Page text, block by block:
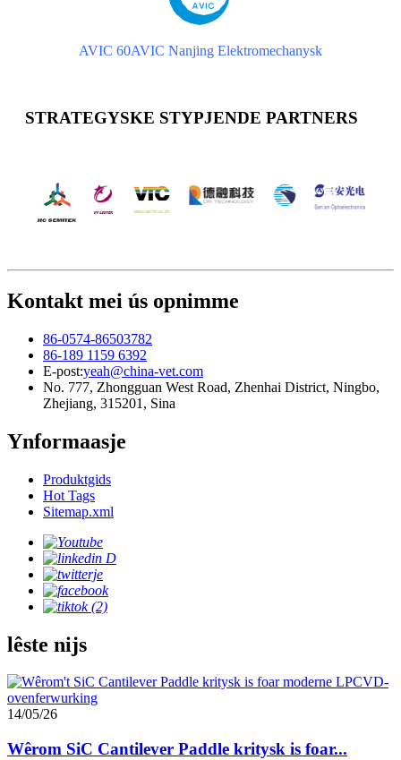
AVIC 60AVIC Nanjing Elektromechanysk
STRATEGYSKE STYPJENDE PARTNERS
Kontakt mei ús opnimme
86-0574-86503782
86-189 1159 6392
E-post:yeah@china-vet.com
No. 777, Zhongguan West Road, Zhenhai District, Ningbo,
Zhejiang, 315201, Sina
Ynformaasje
Produktgids
Hot Tags
Sitemap.xml
lêste nijs
14/05/26
Wêrom SiC Cantilever Paddle kritysk is foar...